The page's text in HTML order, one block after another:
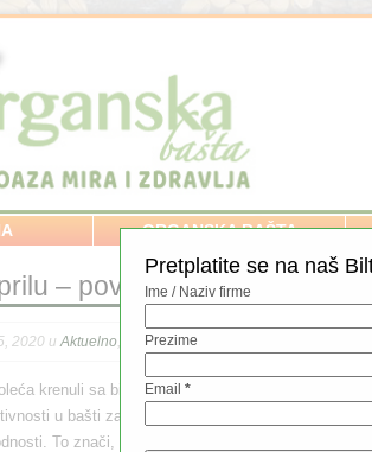
ORGANSKA BAŠTA
– povrtnjak
2020 u Aktuelno Kalendar radova
krenuli sa bio-baštom treba znati
u bašti zavisiti od strukture
To znači, ukoliko je zemljište u
Pretplatite se na naš
Ime / Naziv firme
Prezime
Email *